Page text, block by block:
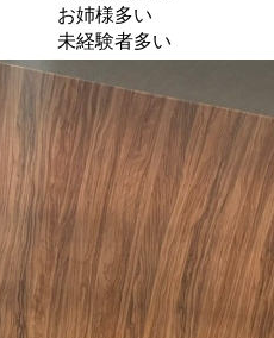
お姉様多い
未経験者多い